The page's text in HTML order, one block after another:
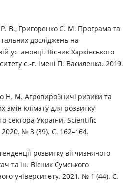
В., Григоренко С. М. Програма та
досліджень на
установці. Вісник Харківського
с.-г. імені П. Василенка. 2019.
Н. М. Агровиробничі ризики та
змін клімату для розвитку
сектора України. Scientific
№ 3 (39). С. 162–164.
розвитку вітчизняного
та ін. Вісник Сумського
університету. 2021. № 1 (44). С.